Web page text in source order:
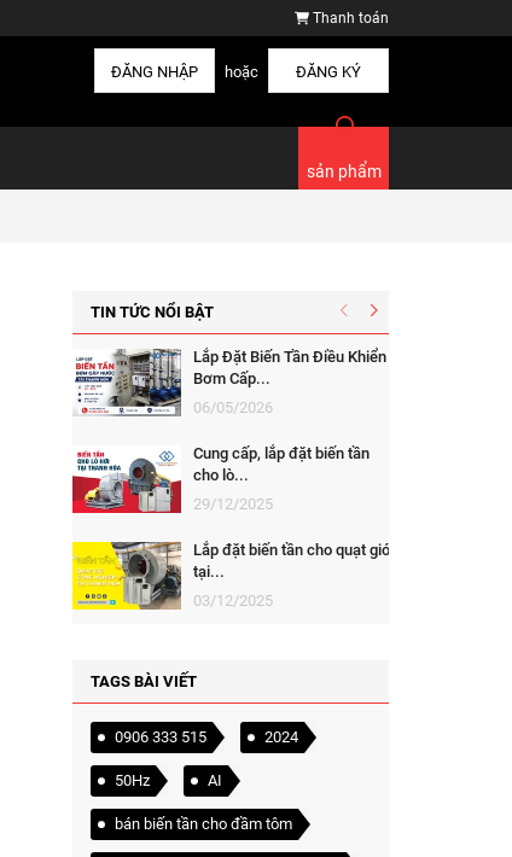
Thanh toán
ĐĂNG NHẬP hoặc ĐĂNG KÝ
sản phẩm
TIN TỨC NỔI BẬT
Lắp Đặt Biến Tần Điều Khiển
Bơm Cấp...
06/05/2026
Cung cấp, lắp đặt biến tần
cho lò...
29/12/2025
Lắp đặt biến tần cho quạt gió
tại...
03/12/2025
TAGS BÀI VIẾT
0906 333 515 2024
50Hz AI
bán biến tần cho đầm tôm